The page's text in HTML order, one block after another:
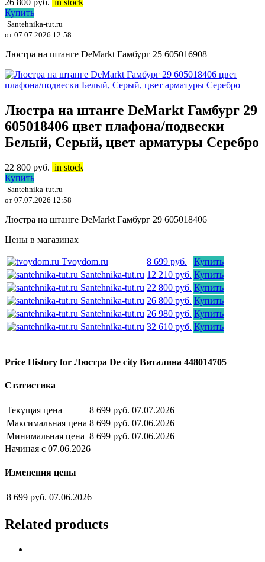
Купить
Santehnika-tut.ru
от 07.07.2026 12:58
Люстра на штанге DeMarkt Гамбург 25 605016908
Люстра на штанге DeMarkt Гамбург 29
605018406 цвет плафона/подвески
Белый, Серый, цвет арматуры Серебро
22 800 руб. in stock
Купить
Santehnika-tut.ru
от 07.07.2026 12:58
Люстра на штанге DeMarkt Гамбург 29 605018406
Цены в магазинах
Tvoydom.ru 8 699 руб.
Купить
Santehnika-tut.ru 12 210 руб. Купить
Santehnika-tut.ru 22 800 руб. Купить
Santehnika-tut.ru 26 800 руб. Купить
Santehnika-tut.ru 26 980 руб. Купить
Santehnika-tut.ru 32 610 руб. Купить
Price History for Люстра De city Виталина 448014705
Статистика
Текущая цена 8 699 руб. 07.07.2026
Максимальная цена 8 699 руб. 07.06.2026
Минимальная цена 8 699 руб. 07.06.2026
Начиная с 07.06.2026
Изменения цены
8 699 руб. 07.06.2026
Related products